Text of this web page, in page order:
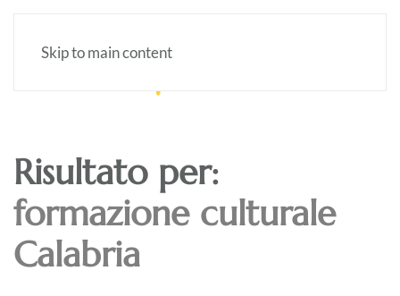
Skip to main content
Risultato per:
formazione culturale
Calabria